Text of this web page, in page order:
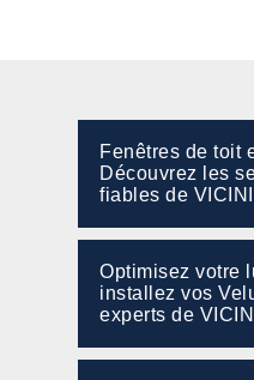
Fenêtres de toit
Découvrez les
fiables de
Optimisez votre
installez vos
experts de